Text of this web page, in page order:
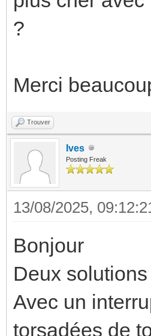
?
Merci
Trouver
Ives
Posting Freak
13/08/2025,
Bonjour
Deux
Avec un
torsadées de